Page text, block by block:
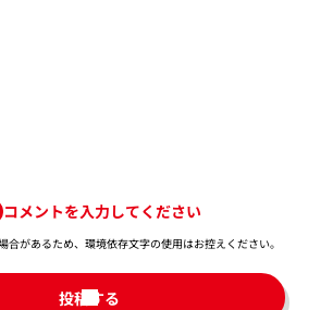
コメントを入力してください
があるため、環境依存文字の使用はお控えください。​
投稿する